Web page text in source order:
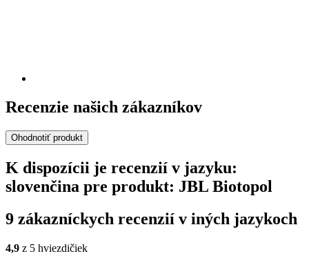
Recenzie našich zákazníkov
Ohodnotiť produkt
K dispozícii je recenzií v jazyku:
slovenčina pre produkt: JBL Biotopol
9 zákazníckych recenzií v iných jazykoch
4,9 z 5 hviezdičiek